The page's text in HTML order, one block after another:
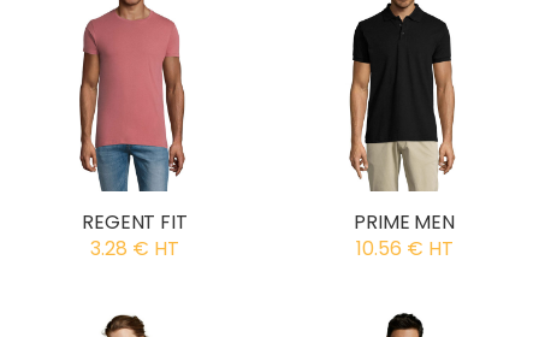
REGENT FIT
3.28 € HT
PRIME MEN
10.56 € HT